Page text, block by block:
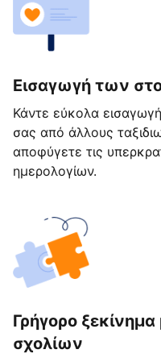
Εισαγωγή των
Κάντε εύκολα
σας από άλλους
αποφύγετε τις
ημερολογίων.
Γρήγορο
σχολίων